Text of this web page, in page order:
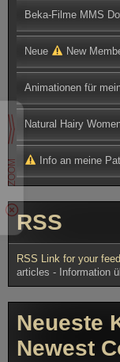
Beka-Filme MMS
Neue New
Animationen für
Natural Hairy
Info an meine
RSS
RSS Link for your
articles - Information
Neueste
Newest